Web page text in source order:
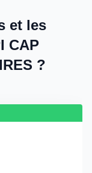
et les
CAP
?